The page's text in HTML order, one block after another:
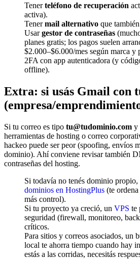
Tenerteléfono de recuperación
activa).
Tenermail alternativo que
Usargestor de contraseñas
planes gratis; los pagos suelen
$2.000–$6.000/mes según marca y
2FA con app autenticadora (y
offline).
Extra: si usás Gmail con
(empresa/
Si tu correo es tipo tu@tudominio.com y
herramientas de hosting o correo
hackeo puede ser peor (spoofing, envíos
dominio). Ahí conviene revisar también
contraseñas del hosting.
Si todavía no tenés dominio propio,
dominios en HostingPlus (te
más control).
Si tu proyecto ya creció, un VPS te
seguridad (firewall, monitoreo,
críticos.
Para sitios y correos asociados, un
local te ahorra tiempo cuando hay
estás a las corridas, necesitás